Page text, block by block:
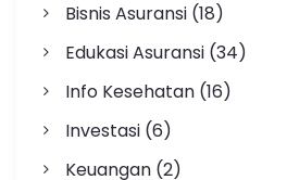
Bisnis Asuransi(18)
Edukasi Asuransi(34)
Info Kesehatan(16)
Investasi(6)
Keuangan(2)